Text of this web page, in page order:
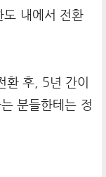
내에서 전환
환 후, 5년 간이
분들한테는 정